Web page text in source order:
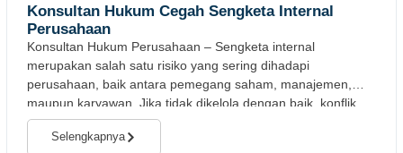
Konsultan Hukum Cegah Sengketa Internal
Perusahaan
Konsultan Hukum Perusahaan – Sengketa internal
merupakan salah satu risiko yang sering dihadapi
perusahaan, baik antara pemegang saham, manajemen,
maupun karyawan. Jika tidak dikelola dengan baik, konflik
internal dapat berdampak
Selengkapnya